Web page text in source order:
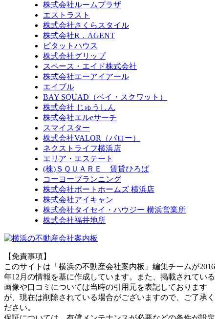
株式会社ルームプラザ
エストラスト
株式会社さくらスタイル
株式会社R．AGENT
ピタットハウス
株式会社グリップ
スペース・エイド株式会社
株式会社エーアイアール
エイブル
BAY SQUAD（ベイ・スクワット）
株式会社 じゅうしん
株式会社エルeサーチ
スマイスター
株式会社VALOR（バロー）
ネクストライフ横浜店
エリア・エステート
(株)ＳＱＵＡＲＥ 賃貸ひろば
コーヨープランニング
株式会社ポートホームズ 横浜店
株式会社アイキャン
株式会社タイセイ・ハウジー 横浜営業所
株式会社福井地所
【免責事項】
このサイトは「横浜の不動産会社案内板」編集チームが2016
年12月の情報を基に作成しています。また、掲載されている
画像や口コミについては当時の引用元を表記しております
が、現在は削除されている場合がございますので、ご了承く
ださい。